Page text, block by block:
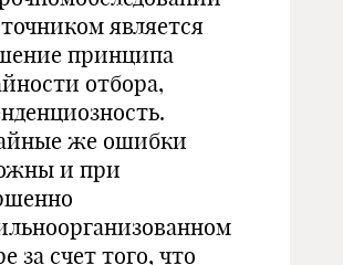
является
принципа
отбора,
же ошибки
и при
за счет того, что